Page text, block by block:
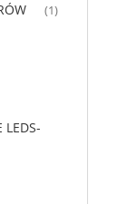
(1)
LEDS-